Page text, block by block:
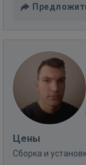
Цены
Сборка и